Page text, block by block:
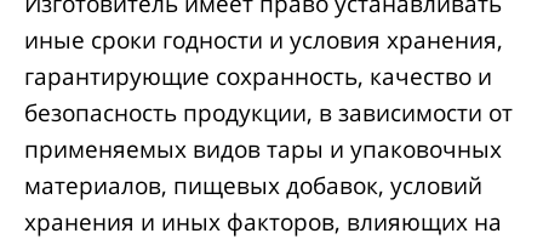
иные сроки годности и условия хранения,
гарантирующие сохранность, качество и
безопасность продукции, в зависимости от
применяемых видов тары и упаковочных
материалов, пищевых добавок, условий
хранения и иных факторов, влияющих на